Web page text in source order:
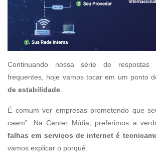
Continuando nossa série de
frequentes, hoje vamos tocar em um ponto
de estabilidade
É comum ver empresas prometendo que
caem”. Na Center Mídia, preferimos a
falhas em serviços de internet é
vamos explicar o porquê.